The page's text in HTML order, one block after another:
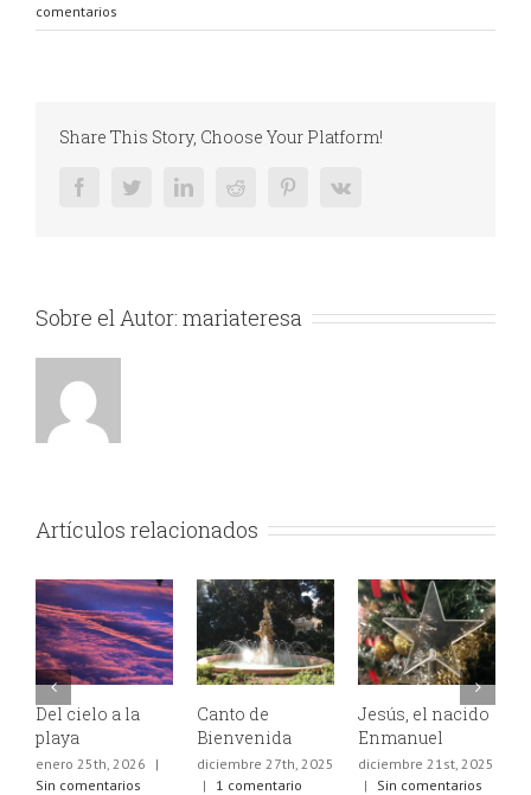
comentarios
Share This Story, Choose Your Platform!
FacebookTwitterLinkedInReddit PinterestVk
Sobre el Autor: mariateresa
Artículos relacionados
Del cielo a la
playa
enero 25th, 2026
|
Sin comentarios
Canto de
Bienvenida
diciembre 27th, 2025
|
1 comentario
Jesús, el nacido
Enmanuel
diciembre 21st, 2025
|
Sin comentarios